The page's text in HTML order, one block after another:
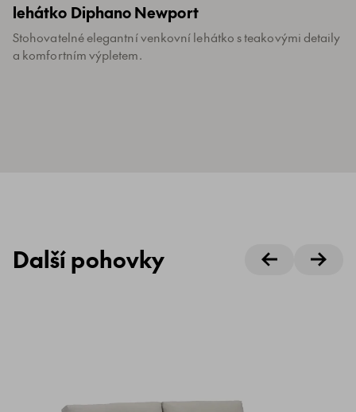
lehátko Diphano Newport
Stohovatelné elegantní venkovní lehátko s teakovými detaily
a komfortním výpletem.
Další pohovky